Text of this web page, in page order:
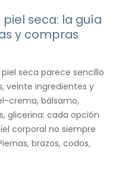
seca: la guía
y compras
seca parece sencillo
veinte ingredientes y
crema, bálsamo,
glicerina: cada opción
corporal no siempre
brazos, codos,